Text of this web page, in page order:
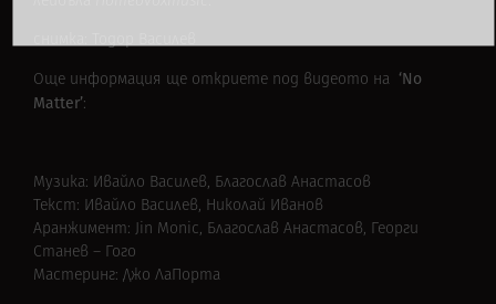
Още информация ще откриете под видеото на ‘No
Matter’:
Музика: Ивайло Василев, Благослав Анастасов
Текст: Ивайло Василев, Николай Иванов
Аранжимент: Jin Monic, Благослав Анастасов, Георги
Станев – Гого
Мастеринг: Джо ЛаПорта